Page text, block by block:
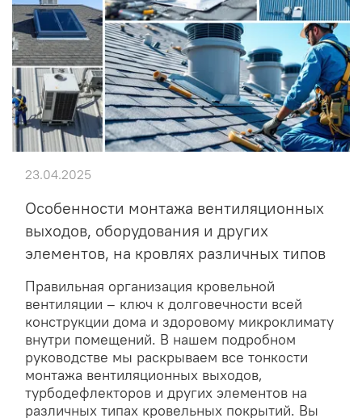
Особенности монтажа вентиляционных
выходов, оборудования и других
элементов, на кровлях различных типов
Правильная организация кровельной
вентиляции – ключ к долговечности всей
конструкции дома и здоровому микроклимату
внутри помещений. В нашем подробном
руководстве мы раскрываем все тонкости
монтажа вентиляционных выходов,
турбодефлекторов и других элементов на
различных типах кровельных покрытий. Вы
23.04.2025